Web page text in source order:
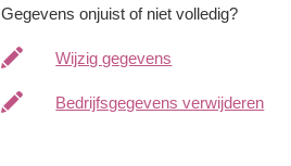
Gegevens onjuist of niet volledig?
Wijzig gegevens
Bedrijfsgegevens verwijderen